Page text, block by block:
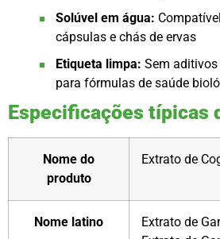
Solúvel em água:
cápsulas e chás de ervas
Etiqueta limpa: Sem
para fórmulas de saúde
Especificações típicas
Nome do
produto
Extrato de
Nome latino
Extrato de